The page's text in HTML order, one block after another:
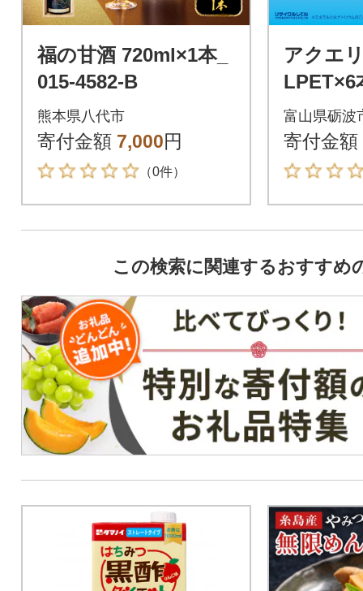
福の甘酒 720ml×1本_
015-4582-B
熊本県八代市
寄付金額 7,000円
（0件）
アクエ
LPET×6
富山県砺波
寄付金額
この検索に関連するおすすめ